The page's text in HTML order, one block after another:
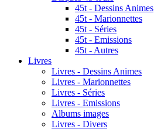
45t - Dessins Animes
45t - Marionnettes
45t - Séries
45t - Emissions
45t - Autres
Livres
Livres - Dessins Animes
Livres - Marionnettes
Livres - Séries
Livres - Emissions
Albums images
Livres - Divers